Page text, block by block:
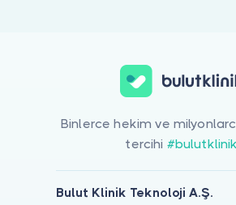
Binlerce hekim ve
tercihi #bulutklinik
Bulut Klinik Teknoloji A.Ş.